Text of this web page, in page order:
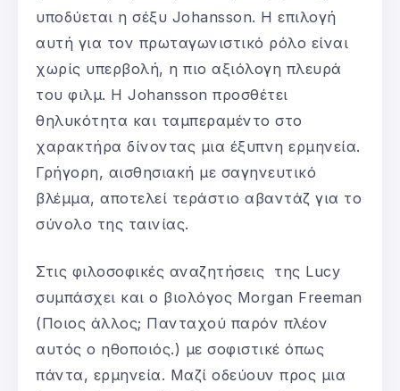
υποδύεται η σέξυ Johansson. Η επιλογή
αυτή για τον πρωταγωνιστικό ρόλο είναι
χωρίς υπερβολή, η πιο αξιόλογη πλευρά
του φιλμ. Η Johansson προσθέτει
θηλυκότητα και ταμπεραμέντο στο
χαρακτήρα δίνοντας μια έξυπνη ερμηνεία.
Γρήγορη, αισθησιακή με σαγηνευτικό
βλέμμα, αποτελεί τεράστιο αβαντάζ για το
σύνολο της ταινίας.
Στις φιλοσοφικές αναζητήσεις της Lucy
συμπάσχει και ο βιολόγος Morgan Freeman
(Ποιος άλλος; Πανταχού παρόν πλέον
αυτός ο ηθοποιός.) με σοφιστικέ όπως
πάντα, ερμηνεία. Μαζί οδεύουν προς μια